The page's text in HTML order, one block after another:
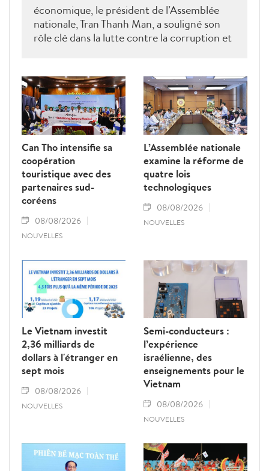
économique, le président de l’Assemblée
nationale, Tran Thanh Man, a souligné son
rôle clé dans la lutte contre la corruption et
Can Tho intensifie sa
coopération
touristique avec des
partenaires sud-
coréens
08/08/2026
NOUVELLES
L’Assemblée nationale
examine la réforme de
quatre lois
technologiques
08/08/2026
NOUVELLES
Le Vietnam investit
2,36 milliards de
dollars à l'étranger en
sept mois
08/08/2026
NOUVELLES
Semi-conducteurs :
l’expérience
israélienne, des
enseignements pour le
Vietnam
08/08/2026
NOUVELLES